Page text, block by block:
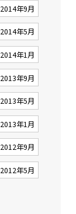
2014年9月
2014年5月
2014年1月
2013年9月
2013年5月
2013年1月
2012年9月
2012年5月